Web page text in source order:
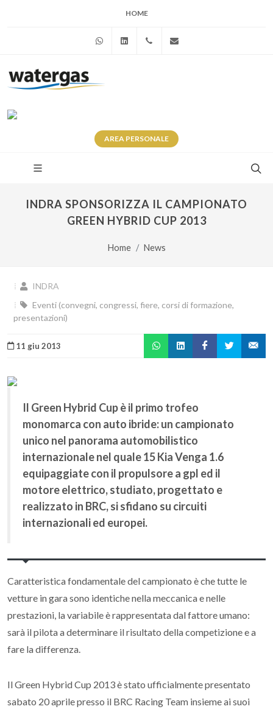
HOME
WhatsAppLinkedin+39 345 281 0246
AREA PERSONALE
INDRA SPONSORIZZA IL CAMPIONATO
GREEN HYBRID CUP 2013
Home News
INDRA
Eventi (convegni, congressi, fiere, corsi di formazione,
presentazioni)
11 giu 2013
Il Green Hybrid Cup è il primo trofeo
monomarca con auto ibride: un campionato
unico nel panorama automobilistico
internazionale nel quale 15 Kia Venga 1.6
equipaggiate con il propulsore a gpl ed il
motore elettrico, studiato, progettato e
realizzato in BRC, si sfidano su circuiti
internazionali ed europei.
Caratteristica fondamentale del campionato è che tutte le
vetture in gara sono identiche nella meccanica e nelle
prestazioni, la variabile è rappresentata dal fattore umano:
sarà il pilota a determinare il risultato della competizione e a
fare la differenza.
Il Green Hybrid Cup 2013 è stato ufficialmente presentato
sabato 20 aprile presso il BRC Racing Team insieme ai suoi